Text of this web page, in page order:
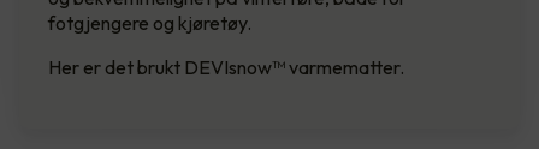
fotgjengere og kjøretøy.
Her er det brukt DEVIsnow™ varmematter.